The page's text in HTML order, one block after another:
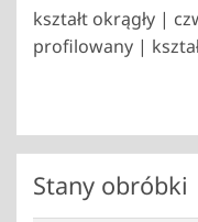
kształt okrągły |
profilowany |
Stany obróbki